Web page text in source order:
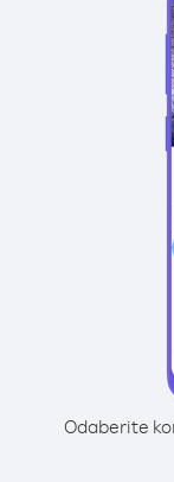
Odaberite